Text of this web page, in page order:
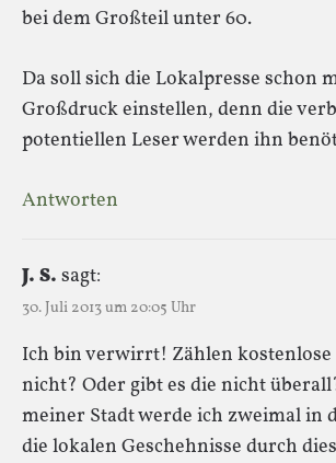
bei dem Großteil unter 60.
Da soll sich die Lokalpresse schon
Großdruck einstellen, denn die
potentiellen Leser werden ihn
Antworten
J. S. sagt:
30. Juli 2013 um 20:05 Uhr
Ich bin verwirrt! Zählen kostenlose
nicht? Oder gibt es die nicht
meiner Stadt werde ich zweimal in
die lokalen Geschehnisse durch